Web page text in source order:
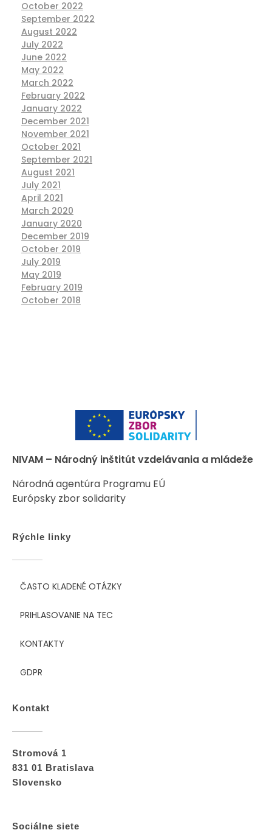
October 2022
September 2022
August 2022
July 2022
June 2022
May 2022
March 2022
February 2022
January 2022
December 2021
November 2021
October 2021
September 2021
August 2021
July 2021
April 2021
March 2020
January 2020
December 2019
October 2019
July 2019
May 2019
February 2019
October 2018
NIVAM – Národný inštitút vzdelávania a mládeže
Národná agentúra Programu EÚ
Európsky zbor solidarity
Rýchle linky
ČASTO KLADENÉ OTÁZKY
PRIHLASOVANIE NA TEC
KONTAKTY
GDPR
Kontakt
Stromová 1
831 01 Bratislava
Slovensko
Sociálne siete